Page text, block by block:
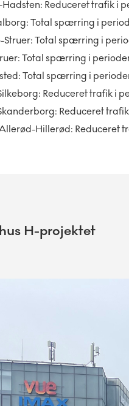
Reduceret trafik i
Total spærring i
Struer: Total spærring i
Total spærring i
Total spærring i
Reduceret trafik i
Reduceret trafik
Hillerød: Reduceret
H-projektet